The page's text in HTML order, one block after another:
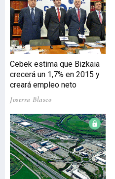
Cebek estima que Bizkaia
crecerá un 1,7% en 2015 y
creará empleo neto
Joserra Blasco